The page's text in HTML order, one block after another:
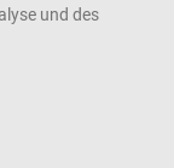
und des